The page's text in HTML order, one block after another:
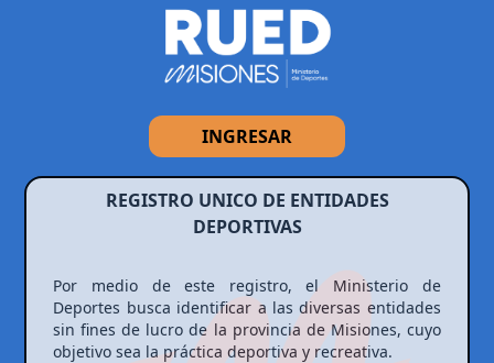
INGRESAR
REGISTRO UNICO DE ENTIDADES
DEPORTIVAS
Por medio de este registro, el Ministerio de
Deportes busca identificar a las diversas entidades
sin fines de lucro de la provincia de Misiones, cuyo
objetivo sea la práctica deportiva y recreativa.